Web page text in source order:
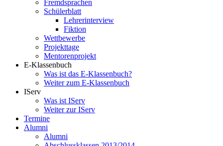
Fremdsprachen
Schülerblatt
Lehrerinterview
Fiktion
Wettbewerbe
Projekttage
Mentorenprojekt
E-Klassenbuch
Was ist das E-Klassenbuch?
Weiter zum E-Klassenbuch
IServ
Was ist IServ
Weiter zur IServ
Termine
Alumni
Alumni